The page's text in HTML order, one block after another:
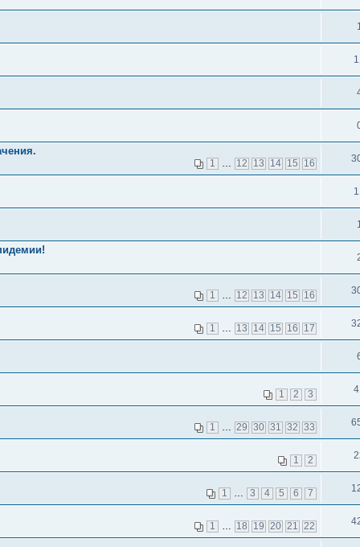
1
1 12 13 14 15 16
1
1 12 13 14 15 16
1 13 14 15 16 17
1 2 3
1 29 30 31 32 33
1 2
1 3 4 5 6 7
1 18 19 20 21 22